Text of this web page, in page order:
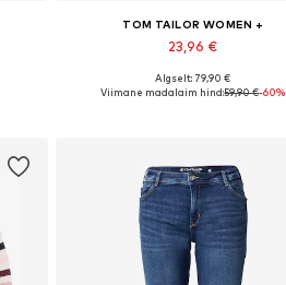
TOM TAILOR WOMEN +
23,96 €
Saadaolevad suurused: XXL, XXXL
Algselt: 79,90 €
Viimane madalaim hind:59,90 €-60%